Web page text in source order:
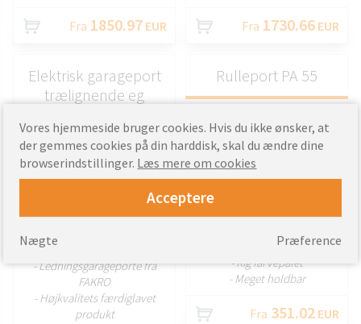
Fra 1850.97 EUR Fra 1730.66 EUR
Elektrisk garageport
trælignende eg
- Ledningsgarageporte fra
FAKRO
- Højkvalitets færdiglavet
produkt
TILPAS
Rulleport PA 55
- Beskytter privatlivets fred
- Rig farvepalet
- Meget holdbar
Fra 351.02 EUR
Vores hjemmeside bruger cookies. Hvis du ikke ønsker, at
der gemmes cookies på din harddisk, skal du ændre dine
browserindstillinger. Læs mere om cookies
Acceptere
Præference
Nægte